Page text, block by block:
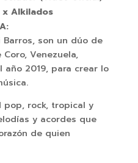
x Alkilados
son un dúo de
Venezuela,
año 2019, para crear lo
pop, rock, tropical y
y acordes que
de quien